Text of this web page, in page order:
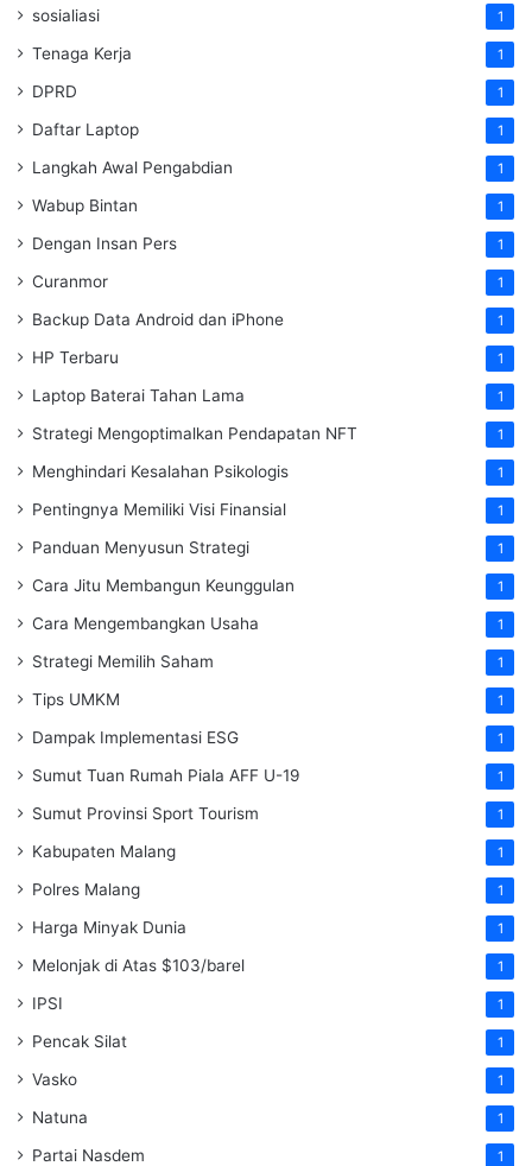
sosialiasi 1
Tenaga Kerja 1
DPRD 1
Daftar Laptop 1
Langkah Awal Pengabdian 1
Wabup Bintan 1
Dengan Insan Pers 1
Curanmor 1
Backup Data Android dan iPhone 1
HP Terbaru 1
Laptop Baterai Tahan Lama 1
Strategi Mengoptimalkan Pendapatan NFT 1
Menghindari Kesalahan Psikologis 1
Pentingnya Memiliki Visi Finansial 1
Panduan Menyusun Strategi 1
Cara Jitu Membangun Keunggulan 1
Cara Mengembangkan Usaha 1
Strategi Memilih Saham 1
Tips UMKM 1
Dampak Implementasi ESG 1
Sumut Tuan Rumah Piala AFF U-19 1
Sumut Provinsi Sport Tourism 1
Kabupaten Malang 1
Polres Malang 1
Harga Minyak Dunia 1
Melonjak di Atas $103/barel 1
IPSI 1
Pencak Silat 1
Vasko 1
Natuna 1
Partai Nasdem 1